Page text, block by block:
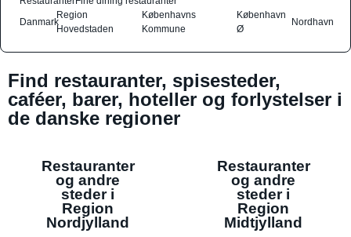
Danmark
Region
Hovedstaden
Københavns
Kommune
København
Ø
Nordhavn
Find restauranter, spisesteder,
caféer, barer, hoteller og forlystelser i
de danske regioner
Restauranter
og andre
steder i
Region
Nordjylland
Restauranter
og andre
steder i
Region
Midtjylland